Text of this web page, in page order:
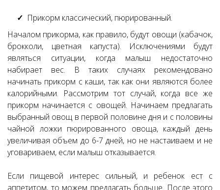
Прикорм классический, пюрированный.
Началом прикорма, как правило, будут овощи (кабачок,
брокколи, цветная капуста). Исключениями будут
являться ситуации, когда малыш недостаточно
набирает вес. В таких случаях рекомендовано
начинать прикорм с каши, так как они являются более
калорийными. Рассмотрим тот случай, когда все же
прикорм начинается с овощей. Начинаем предлагать
выбранный овощ в первой половине дня и с половины
чайной ложки пюрированного овоща, каждый день
увеличивая объем до 6-7 дней, но не настаиваем и не
уговариваем, если малыш отказывается.
Если пищевой интерес сильный, и ребенок ест с
аппетитом, то можем предлагать больше. После этого